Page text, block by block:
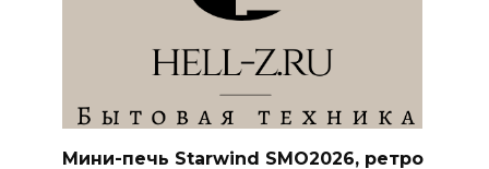
Мини-печь Starwind SMO2026, ретро